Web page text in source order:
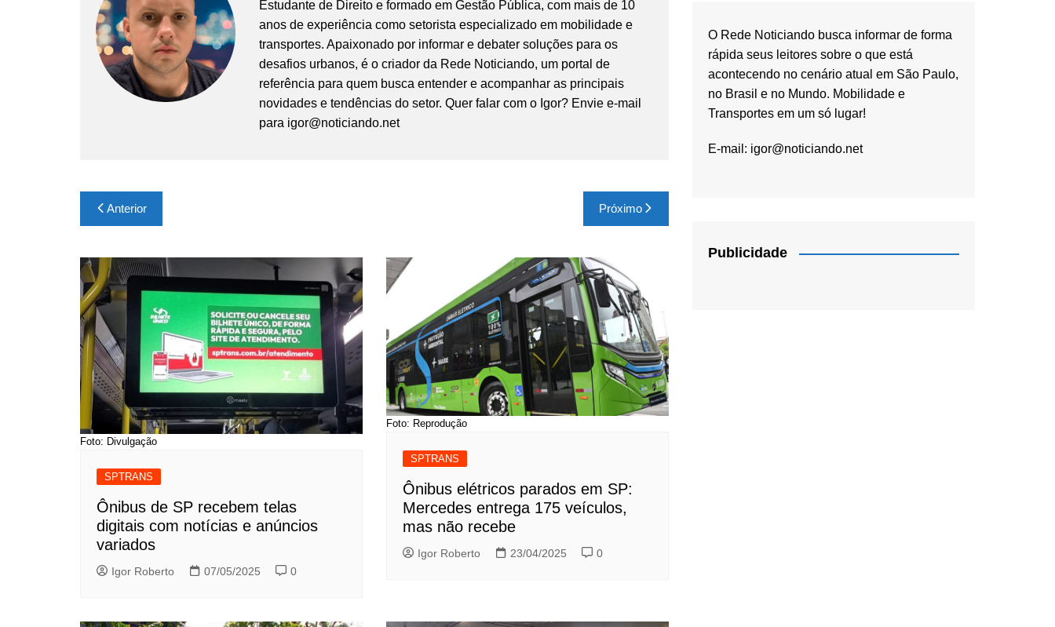
Estudante de Direito e formado em Gestão Pública, com mais de 10
anos de experiência como setorista especializado em mobilidade e
transportes. Apaixonado por informar e debater soluções para os
desafios urbanos, é o criador da Rede Noticiando, um portal de
referência para quem busca entender e acompanhar as principais
novidades e tendências do setor. Quer falar com o Igor? Envie e-mail
para igor@noticiando.net
Navegação
de
Post
Anterior Próximo
Foto: Divulgação
SPTRANS
Ônibus de SP recebem telas
digitais com notícias e anúncios
variados
Igor Roberto 07/05/2025 0
Foto: Reprodução
SPTRANS
Ônibus elétricos parados em SP:
Mercedes entrega 175 veículos,
mas não recebe
Igor Roberto 23/04/2025 0
O Rede Noticiando busca informar de forma
rápida seus leitores sobre o que está
acontecendo no cenário atual em São Paulo,
no Brasil e no Mundo. Mobilidade e
Transportes em um só lugar!
E-mail: igor@noticiando.net
Publicidade